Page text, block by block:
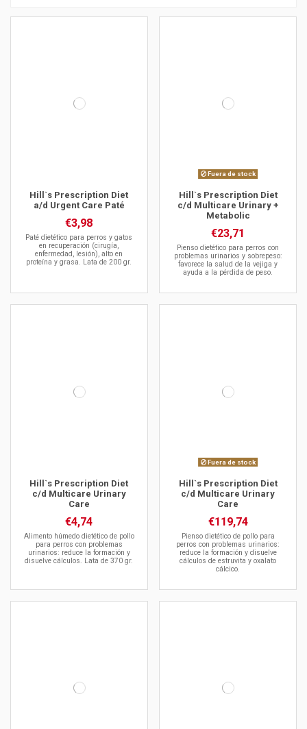
Hill`s Prescription Diet
a/d Urgent Care Paté
€3,98
Paté dietético para perros y gatos
en recuperación (cirugía,
enfermedad, lesión), alto en
proteína y grasa. Lata de 200 gr.
Fuera de stock
Hill`s Prescription Diet
c/d Multicare Urinary +
Metabolic
€23,71
Pienso dietético para perros con
problemas urinarios y sobrepeso:
favorece la salud de la vejiga y
ayuda a la pérdida de peso.
Hill`s Prescription Diet
c/d Multicare Urinary
Care
€4,74
Alimento húmedo dietético de pollo
para perros con problemas
urinarios: reduce la formación y
disuelve cálculos. Lata de 370 gr.
Fuera de stock
Hill`s Prescription Diet
c/d Multicare Urinary
Care
€119,74
Pienso dietético de pollo para
perros con problemas urinarios:
reduce la formación y disuelve
cálculos de estruvita y oxalato
cálcico.